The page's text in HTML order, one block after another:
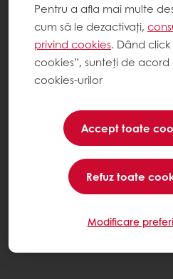
Pentru a afla mai multe
cum să le dezactivați,
privind cookies. Dând
cookies”, sunteți de
cookies-urilor
Accept toate
Refuz toate
Modificare